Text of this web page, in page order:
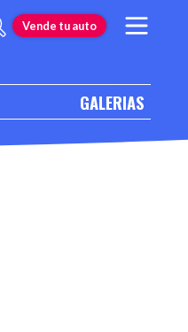
Vende tu auto
GALERIAS